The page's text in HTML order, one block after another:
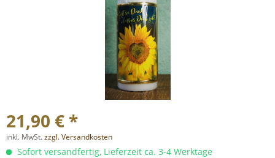
21,90 € *
inkl. MwSt.zzgl. Versandkosten
Sofort versandfertig, Lieferzeit ca. 3-4 Werktage